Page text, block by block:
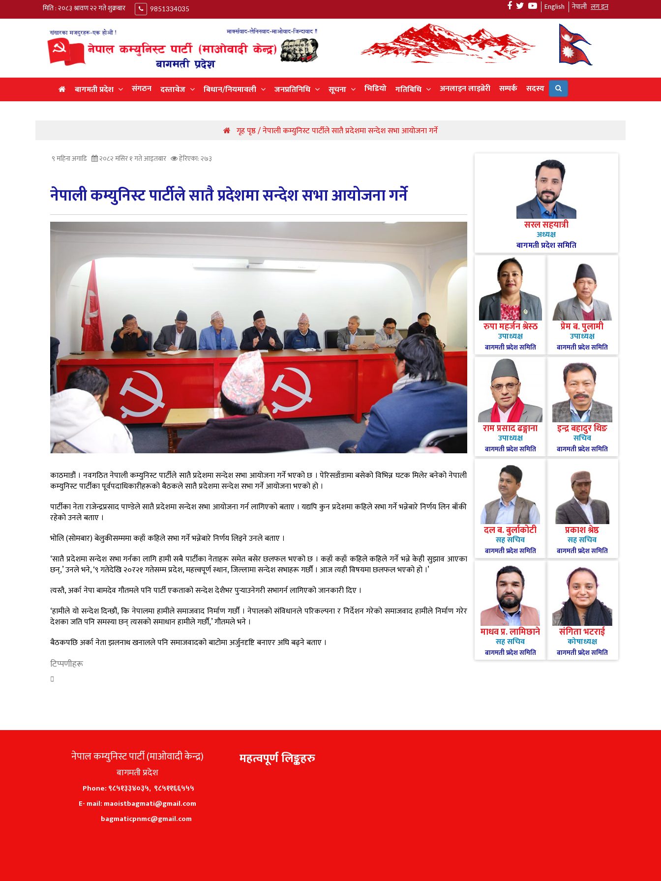
मिति : २०८३ श्रावण २२ गते शुक्रबार 9851334035 English नेपाली लग इन
बागमती प्रदेश संगठन दस्तावेज बिधान/नियमावली जनप्रतिनिधि सूचना भिडियो गतिबिधि अनलाइन लाइब्रेरी सम्पर्क सदस्य
गृह पृष्ठ / नेपाली कम्युनिस्ट पार्टीले सातै प्रदेशमा सन्देश सभा आयोजना गर्ने
९ महिना अगाडि २०८२ मंसिर १ गते आइतबार हेरिएका: २७३
नेपाली कम्युनिस्ट पार्टीले सातै प्रदेशमा सन्देश सभा आयोजना गर्ने
काठमाडौं । नवगठित नेपाली कम्युनिस्ट पार्टीले सातै प्रदेशमा सन्देश सभा आयोजना गर्ने भएको छ । पेरिसडाँडामा बसेको विभिन्न घटक मिलेर बनेको नेपाली
कम्युनिस्ट पार्टीका पूर्वपदाधिकारीहरूको बैठकले सातै प्रदेशमा सन्देश सभा गर्ने आयोजना भएको हो ।
पार्टीका नेता राजेन्द्रप्रसाद पाण्डेले सातै प्रदेशमा सन्देश सभा आयोजना गर्न लागिएको बताए । यद्यपि कुन प्रदेशमा कहिले सभा गर्ने भन्नेबारे निर्णय लिन बाँकी
रहेको उनले बताए ।
भोलि (सोमबार) बेलुकीसम्ममा कहाँ कहिले सभा गर्ने भन्नेबारे निर्णय लिइने उनले बताए ।
‘सातै प्रदेशमा सन्देश सभा गर्नका लागि हामी सबै पार्टीका नेताहरू समेत बसेर छलफल भएको छ । कहाँ कहाँ कहिले कहिले गर्ने भन्ने केही सुझाव आएका
छन्,’ उनले भने, ‘९ गतेदेखि २०र२१ गतेसम्म प्रदेश, महत्त्वपूर्ण स्थान, जिल्लामा सन्देश सभाहरू गर्छौं । आज त्यही विषयमा छलफल भएको हो ।’
त्यस्तै, अर्का नेपा बामदेव गौतमले पनि पार्टी एकताको सन्देश देशैभर पुर्‍याउनेगरी सभागर्न लागिएको जानकारी दिए ।
‘हामीले यो सन्देश दिन्छौं, कि नेपालमा हामीले समाजवाद निर्माण गर्छौं । नेपालको संविधानले परिकल्पना र निर्देशन गरेको समाजवाद हामीले निर्माण गरेर
देशका जति पनि समस्या छन् त्यसको समाधान हामीले गर्छौं,’ गौतमले भने ।
बैठकपछि अर्का नेता झलनाथ खनालले पनि समाजवादको बाटोमा अर्जुनदृष्टि बनाएर अघि बढ्ने बताए ।
टिप्पणीहरू
सरल सहयात्री
अध्यक्ष
बागमती प्रदेश समिति
रुपा महर्जन श्रेस्ठ
उपाध्यक्ष
बागमती प्रदेश समिति
प्रेम ब. पुलामी
उपाध्यक्ष
बागमती प्रदेश समिति
राम प्रसाद ढङ्गाना
उपाध्यक्ष
बागमती प्रदेश समिति
इन्द्र बहादुर थिङ
सचिव
बागमती प्रदेश समिति
दल ब. बुर्लाकोटी
सह सचिव
बागमती प्रदेश समिति
प्रकाश श्रेष्ठ
सह सचिव
बागमती प्रदेश समिति
माधव प्र. लामिछाने
सह सचिव
बागमती प्रदेश समिति
संगिता भटराई
कोषाध्यक्ष
बागमती प्रदेश समिति
नेपाल कम्युनिस्ट पार्टी (माओवादी केन्द्र)
बागमती प्रदेश
Phone: ९८५१३३४०३५, ९८५११६६५५५
E- mail: maoistbagmati@gmail.com
bagmaticpnmc@gmail.com
महत्वपूर्ण लिङ्कहरु